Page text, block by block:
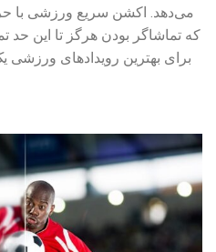
می‌دهد. اکشن سریع ورزشی با
که تماشاگر بودن هرگز تا این حد
برای بهترین رویدادهای ورزشی